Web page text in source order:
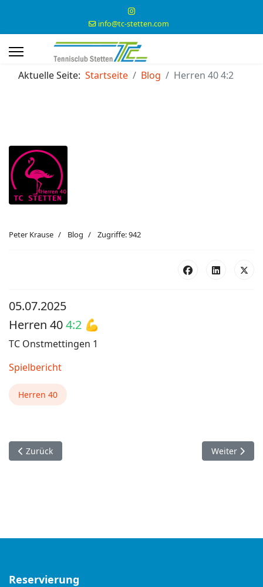
info@tc-stetten.com
Aktuelle Seite: Startseite Blog Herren 40 4:2
Peter Krause Blog Zugriffe: 942
05.07.2025
Herren 404:2 💪
TC Onstmettingen 1
Spielbericht
Herren 40
Vorheriger Beitrag: Herren 30 5:1
Zurück Nächster
Weiter
Reservierung